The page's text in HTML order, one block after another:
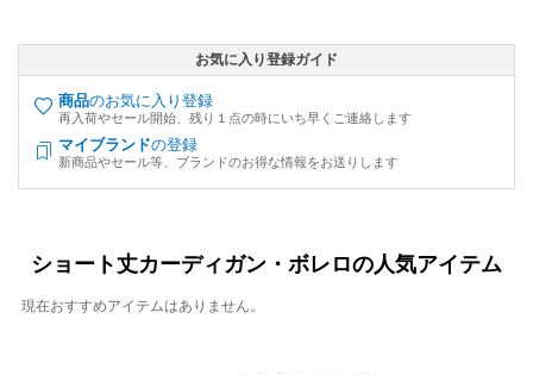
お気に入り登録ガイド
商品のお気に入り登録
再入荷やセール開始、残り１点の時にいち早くご連絡します
マイブランドの登録
新商品やセール等、ブランドのお得な情報をお送りします
ショート丈カーディガン・ボレロの人気アイテム
現在おすすめアイテムはありません。